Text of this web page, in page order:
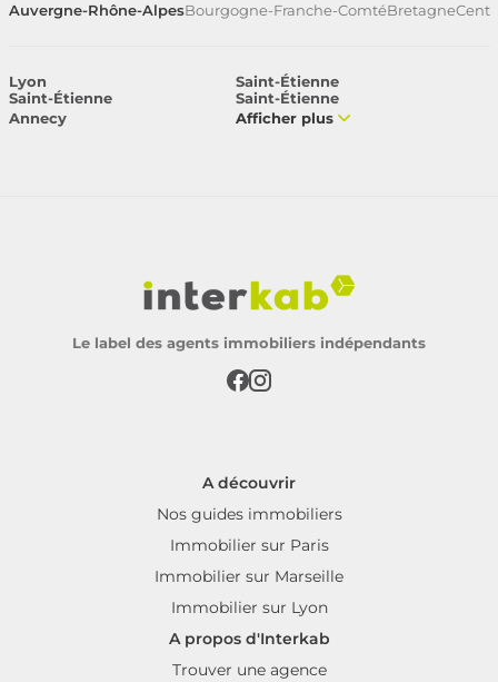
Auvergne-Rhône-AlpesBourgogne-Franche-ComtéBretagne
Lyon
Saint-Étienne
Saint-Étienne
Saint-Étienne
Annecy
Afficher plus
Le label des agents immobiliers indépendants
A découvrir
Nos guides immobiliers
Immobilier sur Paris
Immobilier sur Marseille
Immobilier sur Lyon
A propos d'Interkab
Trouver une agence